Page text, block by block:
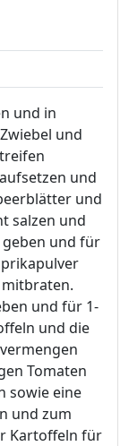
und in
und
und
und
salzen und
geben und für
und für 1-
und die
Tomaten
sowie eine
und zum
Kartoffeln für